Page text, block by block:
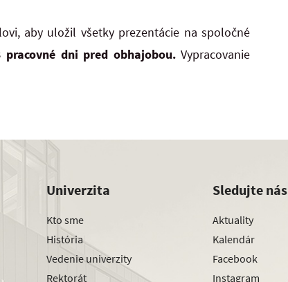
aby uložil všetky prezentácie na spoločné
pracovné dni pred obhajobou.Vypracovanie
Univerzita
Kto sme
História
Vedenie univerzity
Rektorát
Sledujte nás
Aktuality
Kalendár
Facebook
Instagram